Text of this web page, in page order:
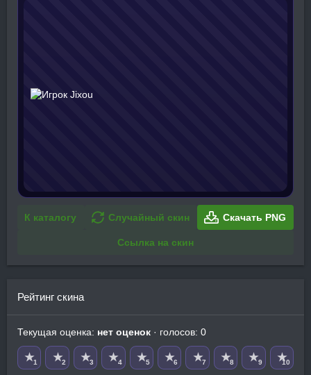
К каталогу Случайный скин Скачать PNG
Ссылка на скин
Рейтинг скина
Текущая оценка: нет оценок · голосов: 0
★1 ★2 ★3 ★4 ★5 ★6 ★7 ★8 ★9 ★10